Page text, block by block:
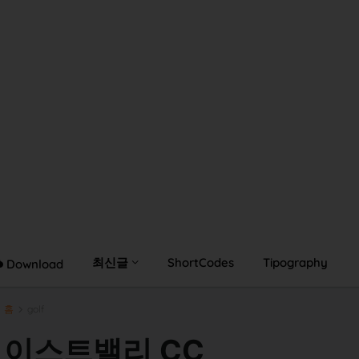
Download 최신글 ShortCodes Tipography
홈
이스트밸리 CC